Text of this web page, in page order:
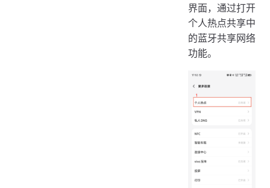
界面，通过打开
个人热点共享中
的蓝牙共享网络
功能。